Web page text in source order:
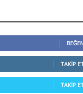
TAKIP
TAKIP